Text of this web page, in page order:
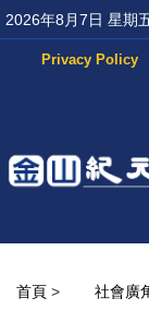
2026年8月7日 星期
Privacy Policy
首頁 > 社會廣